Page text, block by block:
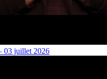
03 juillet 2026